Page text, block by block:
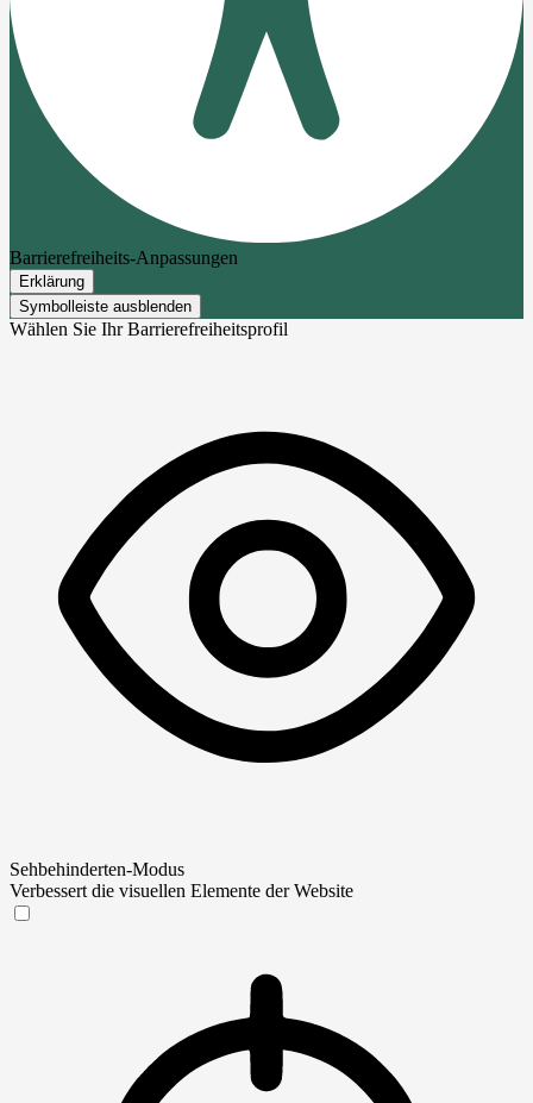
Barrierefreiheits-Anpassungen
Erklärung
Symbolleiste ausblenden
Wählen Sie Ihr Barrierefreiheitsprofil
Sehbehinderten-Modus
Verbessert die visuellen Elemente der Website